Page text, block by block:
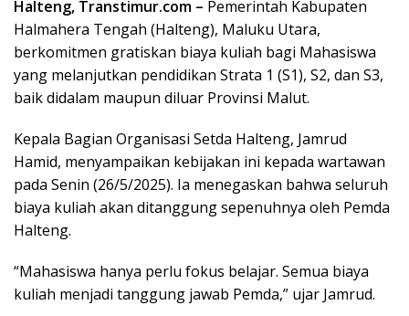
Halteng, Transtimur.com – Pemerintah Kabupaten
Halmahera Tengah (Halteng), Maluku Utara,
berkomitmen gratiskan biaya kuliah bagi Mahasiswa
yang melanjutkan pendidikan Strata 1 (S1), S2, dan S3,
baik didalam maupun diluar Provinsi Malut.
Kepala Bagian Organisasi Setda Halteng, Jamrud
Hamid, menyampaikan kebijakan ini kepada wartawan
pada Senin (26/5/2025). Ia menegaskan bahwa seluruh
biaya kuliah akan ditanggung sepenuhnya oleh Pemda
Halteng.
“Mahasiswa hanya perlu fokus belajar. Semua biaya
kuliah menjadi tanggung jawab Pemda,” ujar Jamrud.